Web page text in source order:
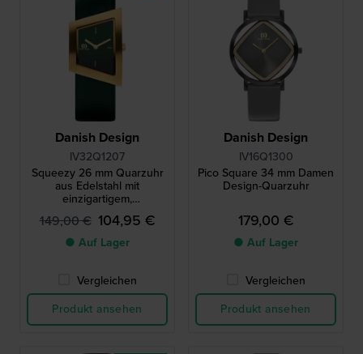
Danish Design
IV32Q1207
Squeezy 26 mm Quarzuhr
aus Edelstahl mit
einzigartigem,
asymmetrischem,
trapezförmigem Gehäuse
149,00 € 104,95 €
● Auf Lager
Vergleichen
Produkt ansehen
Danish Design
IV16Q1300
Pico Square 34 mm Damen
Design-Quarzuhr
179,00 €
● Auf Lager
Vergleichen
Produkt ansehen